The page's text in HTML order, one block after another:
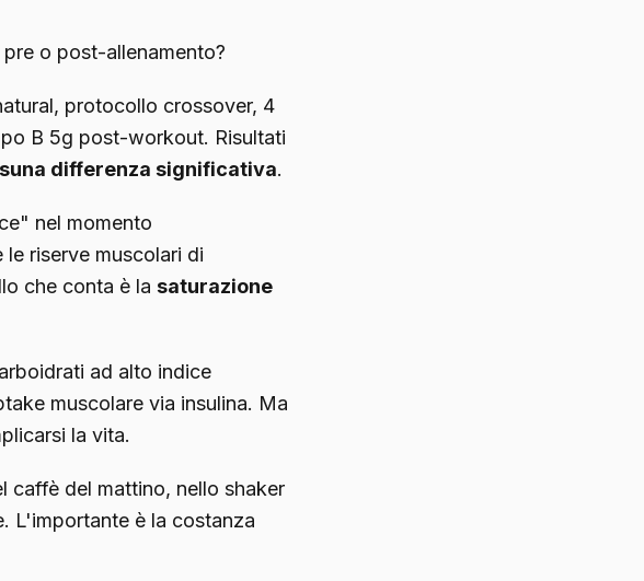
o post-allenamento?
protocollo crossover, 4
B 5g post-workout. Risultati
differenza significativa.
nel momento
riserve muscolari di
che conta è la saturazione
ad alto indice
muscolare via insulina. Ma
la vita.
caffè del mattino, nello shaker
L'importante è la costanza